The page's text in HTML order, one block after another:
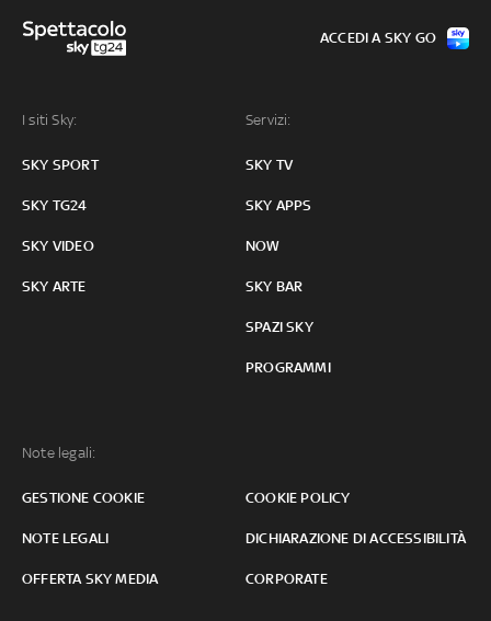
I siti Sky:
SKY SPORT
SKY TG24
SKY VIDEO
SKY ARTE
Servizi:
SKY TV
SKY APPS
NOW
SKY BAR
SPAZI SKY
PROGRAMMI
Note legali:
GESTIONE COOKIE COOKIE POLICY
NOTE LEGALI DICHIARAZIONE DI ACCESSIBILITÀ
OFFERTA SKY MEDIA CORPORATE
ACCEDI A SKY GO